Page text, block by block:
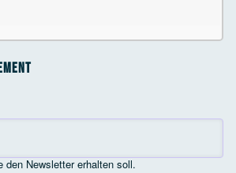
den Newsletter erhalten soll.